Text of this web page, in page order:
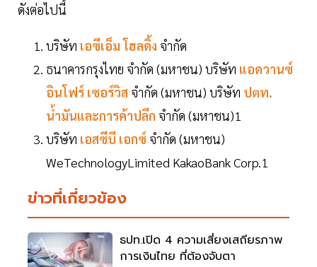
ดังต่อไปนี้
บริษัท เอซีเอ็ม โฮลดิ้ง จำกัด
ธนาคารกรุงไทย จำกัด (มหาชน) บริษัท แอดวานซ์
อินโฟร์ เซอร์วิส จำกัด (มหาชน) บริษัท ปตท.
น้ำมันและการค้าปลีก จำกัด (มหาชน)1
บริษัท เอสซีบี เอกซ์ จำกัด (มหาชน)
WeTechnologyLimited KakaoBank Corp.1
ข่าวที่เกี่ยวข้อง
ธปท.เปิด 4 ความเสี่ยงเสถียรภาพ
การเงินไทย ที่ต้องจับตา